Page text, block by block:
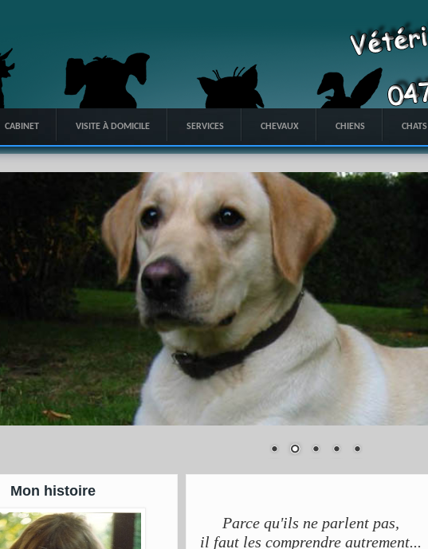
CABINET VISITE À DOMICILE SERVICES CHEVAUX CHIENS CHATS
Mon histoire
Parce qu'ils ne parlent pas,
il faut les comprendre autrement...